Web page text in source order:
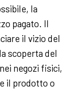
la
pagato. Il
il vizio del
scoperta del
negozi fisici,
il prodotto o